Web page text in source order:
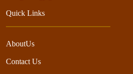
Quick Links
AboutUs
Contact Us